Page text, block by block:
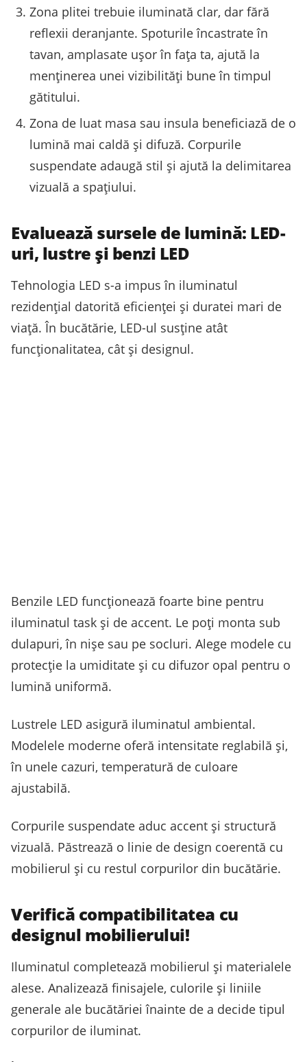
Zona plitei trebuie iluminată clar, dar fără
reflexii deranjante. Spoturile încastrate în
tavan, amplasate ușor în fața ta, ajută la
menținerea unei vizibilități bune în timpul
gătitului.
Zona de luat masa sau insula beneficiază de o
lumină mai caldă și difuză. Corpurile
suspendate adaugă stil și ajută la delimitarea
vizuală a spațiului.
Evaluează sursele de lumină: LED-
uri, lustre și benzi LED
Tehnologia LED s-a impus în iluminatul
rezidențial datorită eficienței și duratei mari de
viață. În bucătărie, LED-ul susține atât
funcționalitatea, cât și designul.
Benzile LED funcționează foarte bine pentru
iluminatul task și de accent. Le poți monta sub
dulapuri, în nișe sau pe socluri. Alege modele cu
protecție la umiditate și cu difuzor opal pentru o
lumină uniformă.
Lustrele LED asigură iluminatul ambiental.
Modelele moderne oferă intensitate reglabilă și,
în unele cazuri, temperatură de culoare
ajustabilă.
Corpurile suspendate aduc accent și structură
vizuală. Păstrează o linie de design coerentă cu
mobilierul și cu restul corpurilor din bucătărie.
Verifică compatibilitatea cu
designul mobilierului!
Iluminatul completează mobilierul și materialele
alese. Analizează finisajele, culorile și liniile
generale ale bucătăriei înainte de a decide tipul
corpurilor de iluminat.